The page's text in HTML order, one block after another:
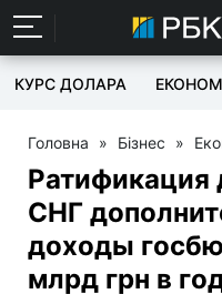
КУРС ДОЛАРА
Головна » Бізнес »
Ратификация
СНГ
доходы
млрд грн в